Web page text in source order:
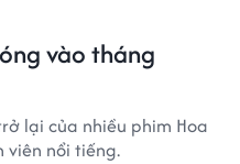
vào tháng
lại của nhiều phim Hoa
viên nổi tiếng.